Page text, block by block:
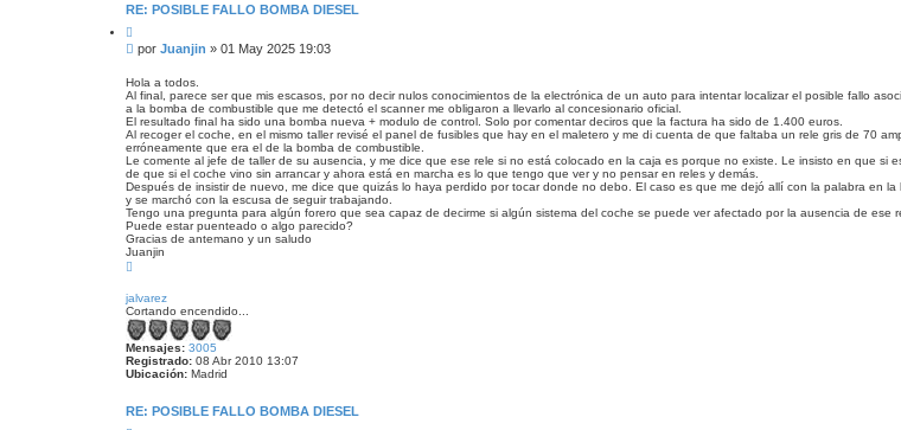
RE: POSIBLE FALLO BOMBA DIESEL
i
t
r
M
n
s
a
j
e
s
i
n
l
e
e
por Juanjin » 01 May 2025 19:03
Hola a todos.
Al final, parece ser que mis escasos, por no decir nulos conocimientos de la electrónica de un auto para intentar localizar el posible fallo
a la bomba de combustible que me detectó el scanner me obligaron a llevarlo al concesionario oficial.
El resultado final ha sido una bomba nueva + modulo de control. Solo por comentar deciros que la factura ha sido de 1.400 euros.
Al recoger el coche, en el mismo taller revisé el panel de fusibles que hay en el maletero y me di cuenta de que faltaba un rele gris de 70
erróneamente que era el de la bomba de combustible.
Le comente al jefe de taller de su ausencia, y me dice que ese rele si no está colocado en la caja es porque no existe. Le insisto en que
de que si el coche vino sin arrancar y ahora está en marcha es lo que tengo que ver y no pensar en reles y demás.
Después de insistir de nuevo, me dice que quizás lo haya perdido por tocar donde no debo. El caso es que me dejó allí con la palabra en la
y se marchó con la escusa de seguir trabajando.
Tengo una pregunta para algún forero que sea capaz de decirme si algún sistema del coche se puede ver afectado por la ausencia de ese
Puede estar puenteado o algo parecido?
Gracias de antemano y un saludo
Juanjin
i
b
a
jalvarez
Cortando encendido...
Mensajes: 3005
Registrado: 08 Abr 2010 13:07
Ubicación: Madrid
RE: POSIBLE FALLO BOMBA DIESEL